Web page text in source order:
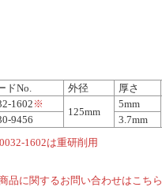
ドNo. 外径 厚さ
1602※
125mm
5mm
9456 3.7mm
1602は重研削用
品に関するお問い合わせはこちら